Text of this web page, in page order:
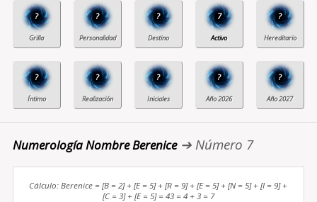
? ? ? 7 ?
? ? ? ? ?
Numerología Nombre Berenice➔ Número 7
Cálculo: Berenice = [B = 2] + [E = 5] + [R = 9] + [E = 5] + [N = 5] + [I = 9] +
[C = 3] + [E = 5] = 43 = 4 + 3 = 7